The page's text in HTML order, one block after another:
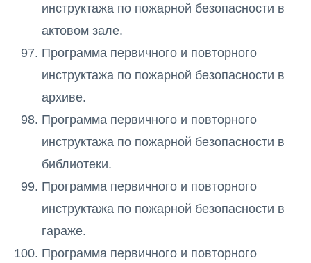
инструктажа по пожарной безопасности в
актовом зале.
Программа первичного и повторного
инструктажа по пожарной безопасности в
архиве.
Программа первичного и повторного
инструктажа по пожарной безопасности в
библиотеки.
Программа первичного и повторного
инструктажа по пожарной безопасности в
гараже.
Программа первичного и повторного